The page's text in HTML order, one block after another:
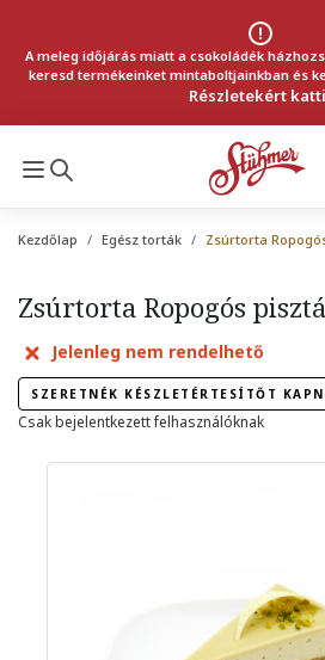
A meleg időjárás miatt a csokoládék
keresd termékeinket mintaboltjainkban és
Részletekért
Kezdőlap Egész torták Zsúrtorta
Zsúrtorta Ropogós
Jelenleg nem rendelhető
SZERETNÉK KÉSZLETÉRTESÍTŐT
Csak bejelentkezett felhasználóknak